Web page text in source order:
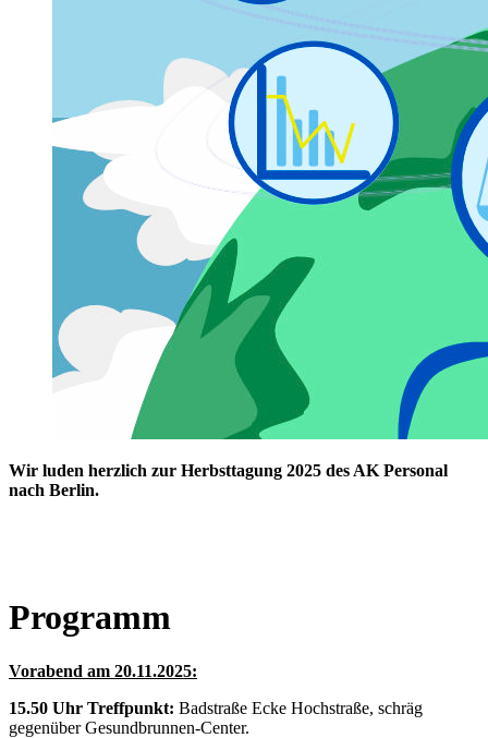
Wir luden herzlich zur Herbsttagung 2025 des AK Personal
nach Berlin.
Programm
Vorabend am 20.11.2025:
15.50 Uhr Treffpunkt: Badstraße Ecke Hochstraße, schräg
gegenüber Gesundbrunnen-Center.